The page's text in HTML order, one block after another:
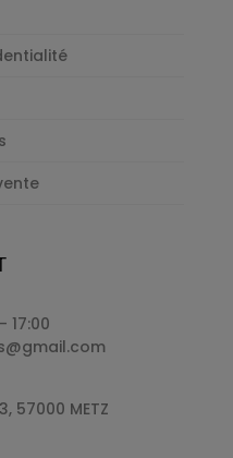
17:00
57000 METZ